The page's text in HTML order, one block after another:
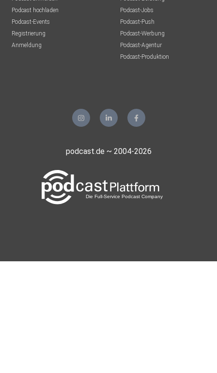
Podcast hochladen
Podcast-Events
Registrierung
Anmeldung
Podcast-Jobs
Podcast-Push
Podcast-Werbung
Podcast-Agentur
Podcast-Produktion
podcast.de ~ 2004-2026